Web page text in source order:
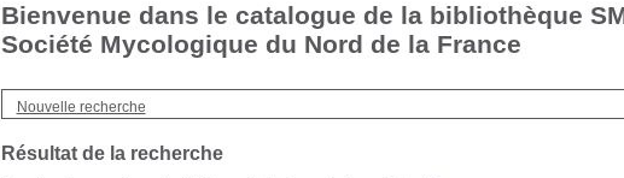
Bienvenue dans le catalogue de la bibliothèque
Société Mycologique du Nord de la France
Nouvelle recherche
Résultat de la recherche